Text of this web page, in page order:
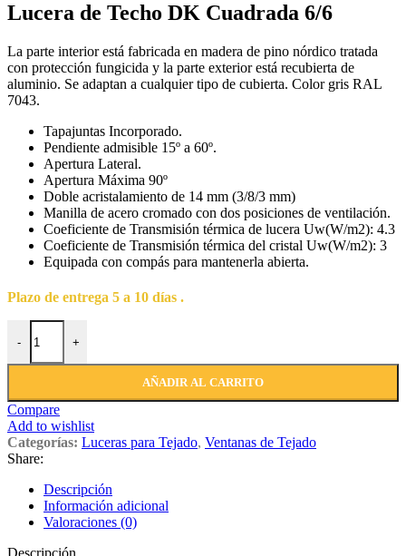
Lucera de Techo DK Cuadrada 6/6
La parte interior está fabricada en madera de pino nórdico tratada
con protección fungicida y la parte exterior está recubierta de
aluminio. Se adaptan a cualquier tipo de cubierta. Color gris RAL
7043.
Tapajuntas Incorporado.
Pendiente admisible 15º a 60º.
Apertura Lateral.
Apertura Máxima 90º
Doble acristalamiento de 14 mm (3/8/3 mm)
Manilla de acero cromado con dos posiciones de ventilación.
Coeficiente de Transmisión térmica de lucera Uw(W/m2): 4.3
Coeficiente de Transmisión térmica del cristal Uw(W/m2): 3
Equipada con compás para mantenerla abierta.
Plazo de entrega 5 a 10 días .
- +
AÑADIR AL CARRITO
Compare
Add to wishlist
Categorías: Luceras para Tejado, Ventanas de Tejado
Share:
Descripción
Información adicional
Valoraciones (0)